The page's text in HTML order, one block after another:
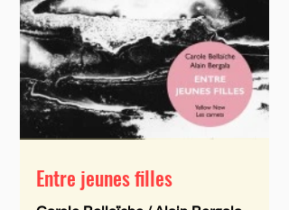
Entre jeunes filles